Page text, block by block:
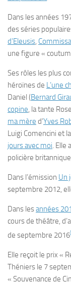
Dans lesannées
des séries
d’Eleusis,
une figure «
Ses rôles les plus
héroïnes de L’une
Daniel (Bernard
copine, la tante
ma mère d’Yves
Luigi Comencini et
jours avec moi. Elle
policière
Dans l’émission Un
septembre 2012,
Dans lesannées
cours de théâtre,
de septembre 2016[
Elle reçoit le prix «
Théniers le 7
« Souvenance de